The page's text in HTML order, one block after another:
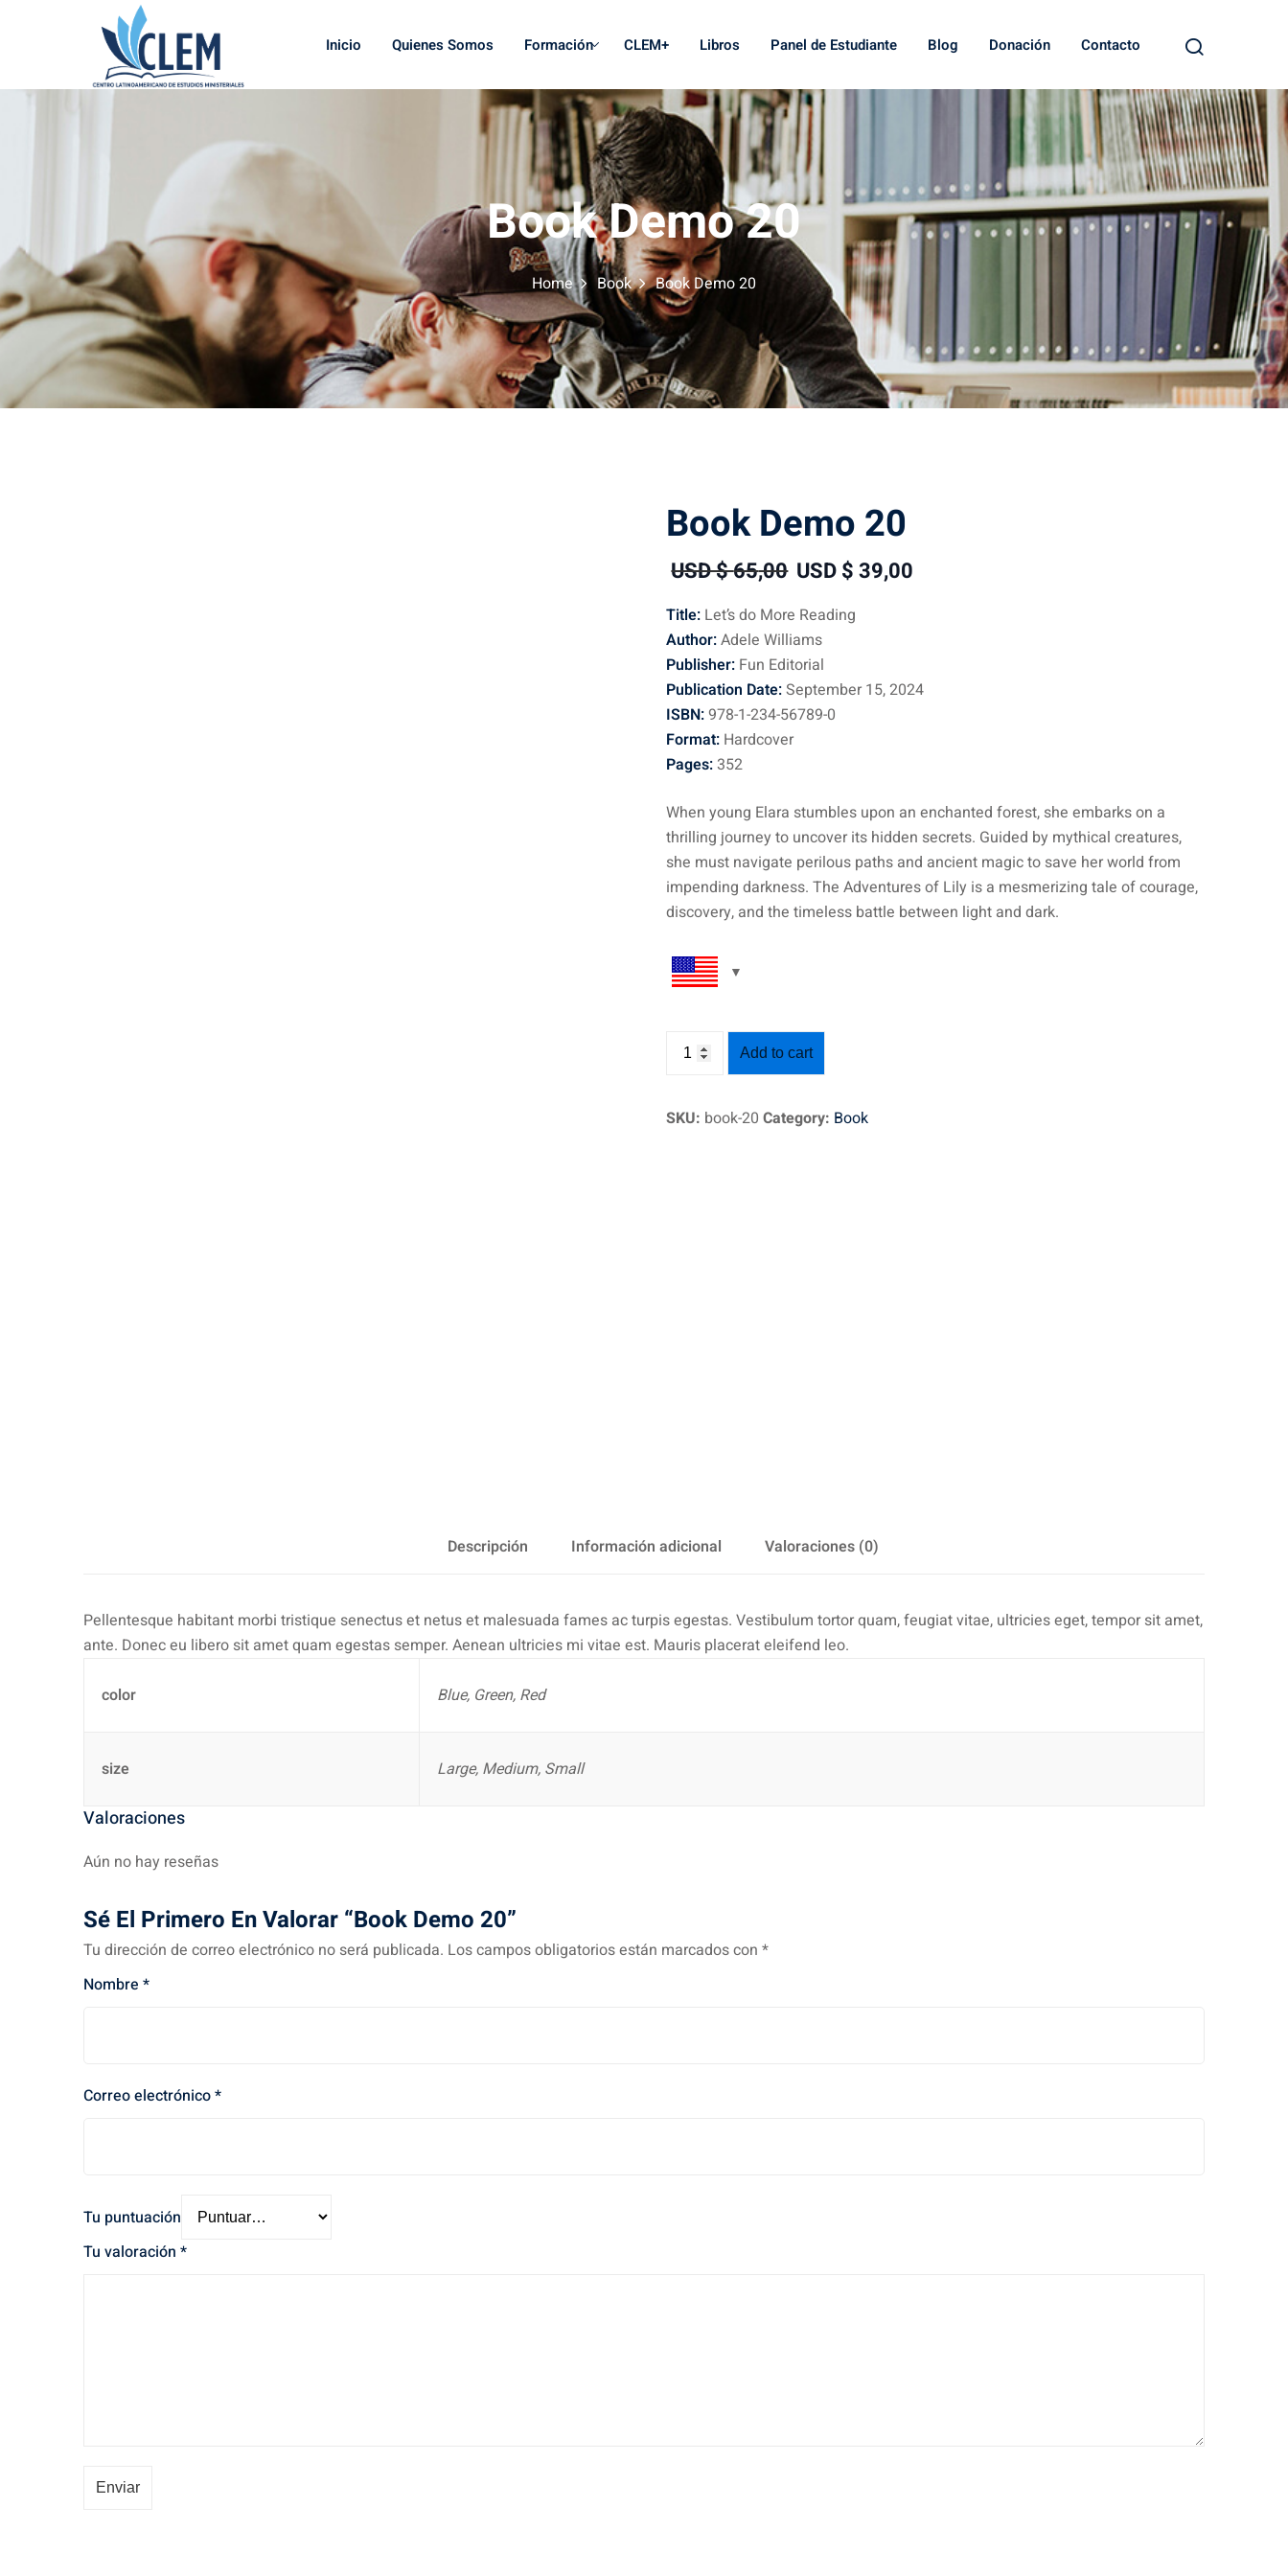
Inicio Quienes Somos Formación CLEM+ Libros Panel de Estudiante Blog Donación Contacto
Book Demo 20
Home Book Book Demo 20
Book Demo 20
USD $65,00 USD $39,00
Title: Let’s do More Reading
Author:Adele Williams
Publisher: Fun Editorial
Publication Date:September 15, 2024
ISBN:978-1-234-56789-0
Format: Hardcover
Pages:352
When young Elara stumbles upon an enchanted forest, she embarks on a
thrilling journey to uncover its hidden secrets. Guided by mythical creatures,
she must navigate perilous paths and ancient magic to save her world from
impending darkness. The Adventures of Lily is a mesmerizing tale of courage,
discovery, and the timeless battle between light and dark.
Add to cart
SKU: book-20Category: Book
Descripción Información adicional Valoraciones (0)
Pellentesque habitant morbi tristique senectus et netus et malesuada fames ac turpis egestas. Vestibulum tortor quam, feugiat vitae, ultricies eget, tempor sit amet,
ante. Donec eu libero sit amet quam egestas semper. Aenean ultricies mi vitae est. Mauris placerat eleifend leo.
color Blue, Green, Red
size Large, Medium, Small
Valoraciones
Aún no hay reseñas
Sé El Primero En Valorar “Book Demo 20”
Tu dirección de correo electrónico no será publicada. Los campos obligatorios están marcados con *
Nombre *
Correo electrónico*
Tu puntuación
Tu valoración *
Enviar